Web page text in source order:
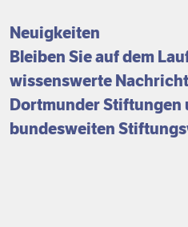
Förderpreis
Rückblick auf
Finanzierung
Zustiften und
Freiwillige
Neuigkeiten
Bleiben Sie auf dem
wissenswerte
Dortmunder Stiftungen
bundesweiten